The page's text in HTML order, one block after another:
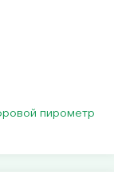
пирометр